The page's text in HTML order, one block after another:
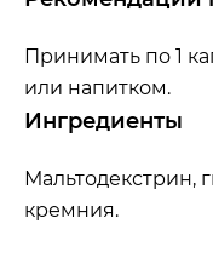
Принимать по 1
или напитком.
Ингредиенты
Мальтодекстрин,
кремния.